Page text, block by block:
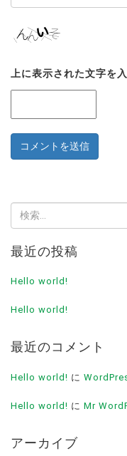
上に表示された文字を
検
最近の投稿
Hello world!
Hello world!
最近のコメント
Hello world! に
Hello world! に Mr
アーカイブ